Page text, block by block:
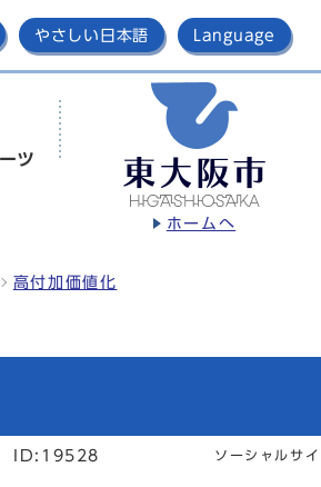
やさしい日本語 Language
ホームへ
ツ
高付加価値化
ID:19528 ソーシャルサ